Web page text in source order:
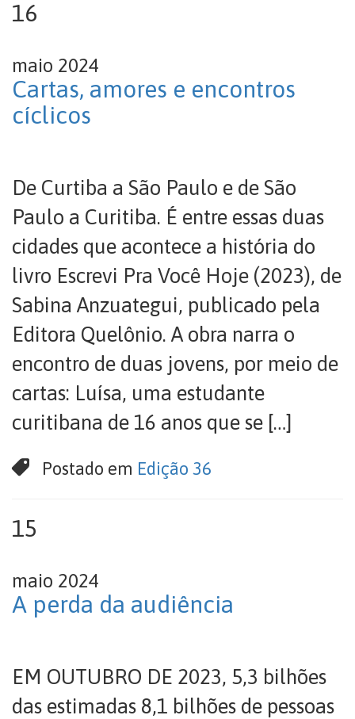
16
maio 2024
Cartas, amores e encontros
cíclicos
De Curtiba a São Paulo e de São
Paulo a Curitiba. É entre essas duas
cidades que acontece a história do
livro Escrevi Pra Você Hoje (2023), de
Sabina Anzuategui, publicado pela
Editora Quelônio. A obra narra o
encontro de duas jovens, por meio de
cartas: Luísa, uma estudante
curitibana de 16 anos que se […]
Postado em Edição 36
15
maio 2024
A perda da audiência
EM OUTUBRO DE 2023, 5,3 bilhões
das estimadas 8,1 bilhões de pessoas